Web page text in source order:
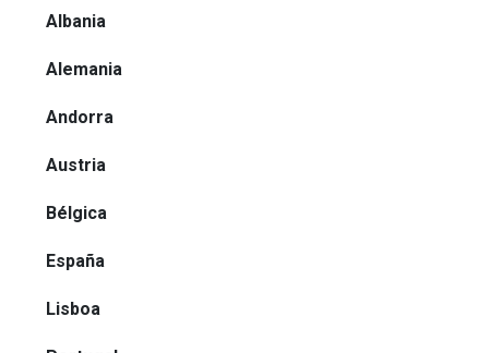
Albania
Alemania
Andorra
Austria
Bélgica
España
Lisboa